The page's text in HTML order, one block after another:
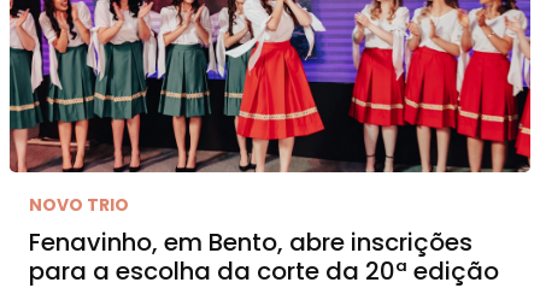
NOVO TRIO
Fenavinho, em Bento, abre inscrições
para a escolha da corte da 20ª edição